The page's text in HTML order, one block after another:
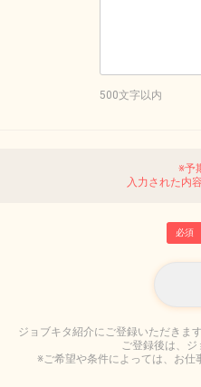
500文字以内
※予
入力された内
必須
ジョブキタ紹介にご登録いただきま
ご登録後は、
※ご希望や条件によっては、お仕